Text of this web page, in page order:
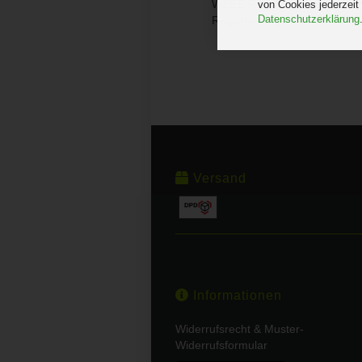
von Cookies
Datenschutzerklärung.
WEEE-
Registrierungsnummer für
Versand
Informationen
Widerrufsrecht & Muster-
Widerrufsformular